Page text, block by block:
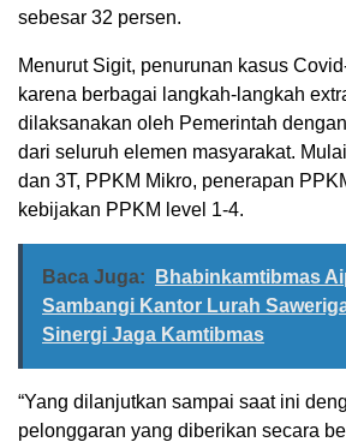
sebesar 32 persen.
Menurut Sigit, penurunan kasus
karena berbagai langkah-langkah
dilaksanakan oleh Pemerintah
dari seluruh elemen masyarakat.
dan 3T, PPKM Mikro, penerapan
kebijakan PPKM level 1-4.
Baca Juga:
Bhabinkamtibmas
Sambangi Kantor Lurah
Sinergi Jaga Kamtibmas
“Yang dilanjutkan sampai saat ini
pelonggaran yang diberikan secara